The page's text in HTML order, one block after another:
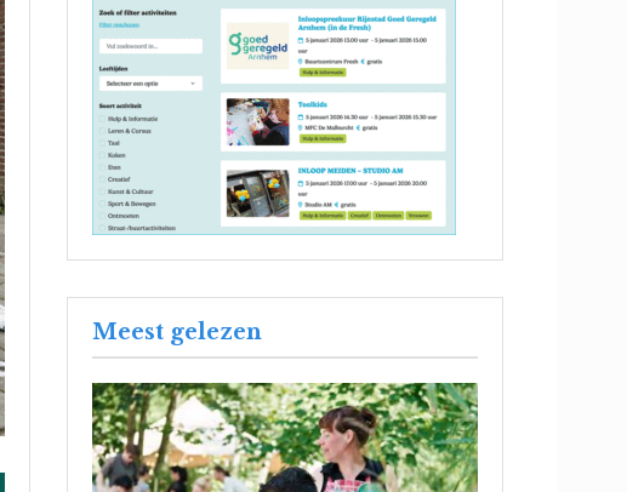
Meest gelezen